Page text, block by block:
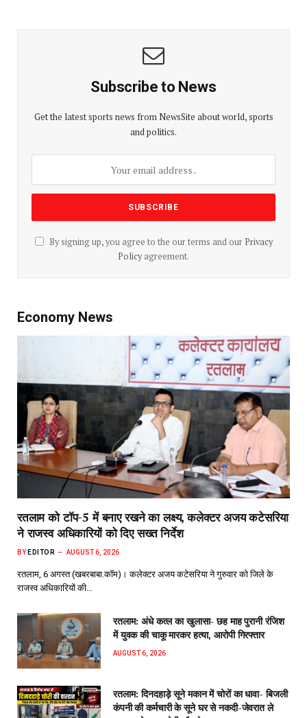
Subscribe to News
Get the latest sports news from NewsSite about world, sports
and politics.
By signing up, you agree to the our terms and our Privacy
Policyagreement.
Economy News
रतलाम को टॉप-5 में बनाए रखने का लक्ष्य, कलेक्टर अजय कटेसरिया
ने राजस्व अधिकारियों को दिए सख्त निर्देश
BY EDITOR AUGUST 6, 2026
रतलाम, 6 अगस्त (खबरबाबा.कॉम)। कलेक्टर अजय कटेसरिया ने गुरुवार को जिले के
राजस्व अधिकारियों की…
रतलाम: अंधे कत्ल का खुलासा- छह माह पुरानी रंजिश
में युवक की चाकू मारकर हत्या, आरोपी गिरफ्तार
AUGUST 6, 2026
रतलाम: दिनदहाड़े सूने मकान में चोरों का धावा- बिजली
कंपनी की कर्मचारी के सूने घर से नकदी-जेवरात ले